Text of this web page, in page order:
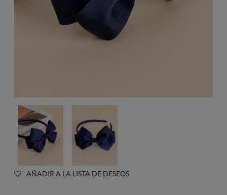
AÑADIR A LA LISTA DE DESEOS